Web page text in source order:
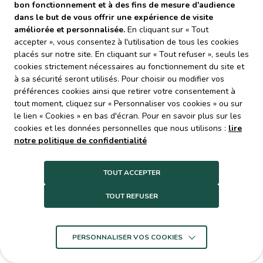
Rue d'Ariane 31240 - L'Union
relations.usagers@decoset.fr
05 82 06 18 30
Coordonnées GPS
43.6422
1.50143
bon fonctionnement et à des fins de mesure d'audience
dans le but de vous offrir une expérience de visite
améliorée et personnalisée. En cliquant sur « Tout
accepter », vous consentez à l'utilisation de tous les cookies
placés sur notre site. En cliquant sur « Tout refuser », seuls les
cookies strictement nécessaires au fonctionnement du site et
à sa sécurité seront utilisés. Pour choisir ou modifier vos
préférences cookies ainsi que retirer votre consentement à
tout moment, cliquez sur « Personnaliser vos cookies » ou sur
le lien « Cookies » en bas d'écran. Pour en savoir plus sur les
cookies et les données personnelles que nous utilisons : lire
notre politique de confidentialité
TOUT ACCEPTER
TOUT REFUSER
PERSONNALISER VOS COOKIES